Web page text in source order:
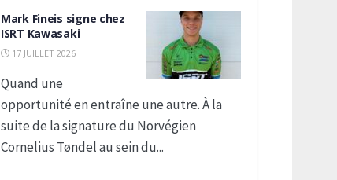
Mark Fineis signe chez
ISRT Kawasaki
17 JUILLET 2026
Quand une
opportunité en entraîne une autre. À la
suite de la signature du Norvégien
Cornelius Tøndel au sein du...